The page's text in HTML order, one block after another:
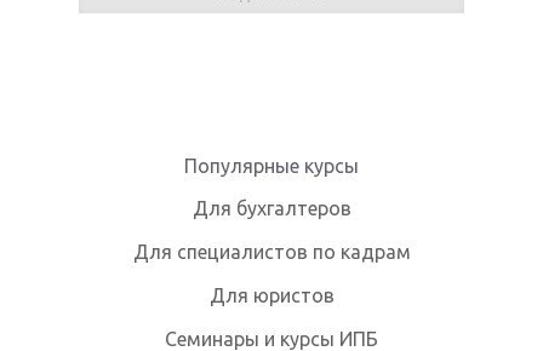
Популярные курсы
Для бухгалтеров
Для специалистов по кадрам
Для юристов
Семинары и курсы ИПБ